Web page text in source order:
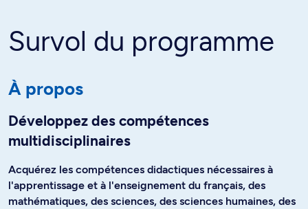
Survol du programme
À propos
Développez des compétences
multidisciplinaires
Acquérez les compétences didactiques nécessaires à
l'apprentissage et à l'enseignement du français, des
mathématiques, des sciences, des sciences humaines, des